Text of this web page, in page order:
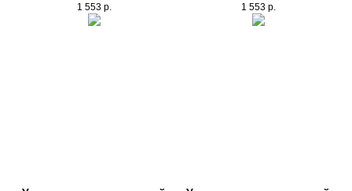
1 553 р. 1 553 р.